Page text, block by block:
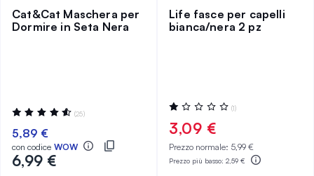
Cat&Cat Maschera per
Dormire in Seta Nera
Valutazione:
93%
(25)
5,89 €
con codice WOW
6,99 €
Life fasce per capelli
bianca/nera 2 pz
Valutazione:
20%
(1)
3,09 €
Prezzo normale: 5,99 €
Prezzo più basso: 2,59 €